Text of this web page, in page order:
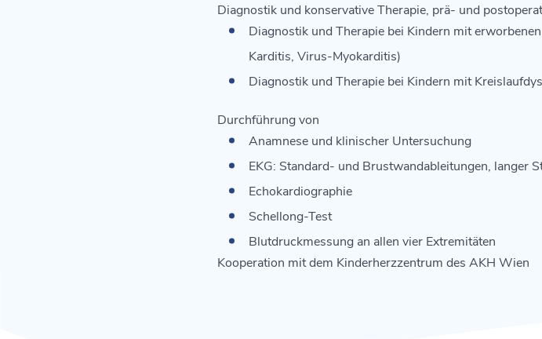
Diagnostik und konservative Therapie, prä- und
Diagnostik und Therapie bei Kindern mit
Karditis, Virus-Myokarditis)
Diagnostik und Therapie bei Kindern mit
Durchführung von
Anamnese und klinischer Untersuchung
EKG: Standard- und Brustwandableitungen, langer
Echokardiographie
Schellong-Test
Blutdruckmessung an allen vier Extremitäten
Kooperation mit dem Kinderherzzentrum des AKH Wien